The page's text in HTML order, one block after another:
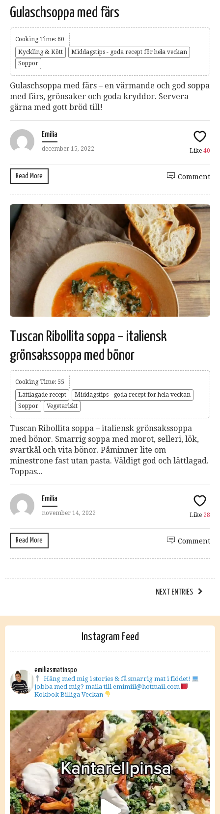
Gulaschsoppa med färs
Cooking Time: 60
Kyckling & Kött
Middagstips - goda recept för hela veckan
Soppor
Gulaschsoppa med färs – en värmande och god soppa
med färs, grönsaker och goda kryddor. Servera
gärna med gott bröd till!
Emilia
december 15, 2022 Like 40
Read More Comment
Tuscan Ribollita soppa – italiensk
grönsakssoppa med bönor
Cooking Time: 55
Lättlagade recept
Middagstips - goda recept för hela veckan
Soppor
Vegetariskt
Tuscan Ribollita soppa – italiensk grönsakssoppa
med bönor. Smarrig soppa med morot, selleri, lök,
svartkål och vita bönor. Påminner lite om
minestrone fast utan pasta. Väldigt god och lättlagad.
Toppas...
Emilia
november 14, 2022 Like 28
Read More Comment
NEXT ENTRIES
Instagram Feed
emiliasmatinspo
Häng med mig i stories & få smarrig mat i flödet!
jobba med mig? maila till emimiil@hotmail.com
Kokbok Billiga Veckan